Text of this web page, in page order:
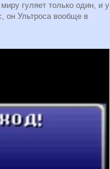
гуляет только один, и у
он Ультроса вообще в